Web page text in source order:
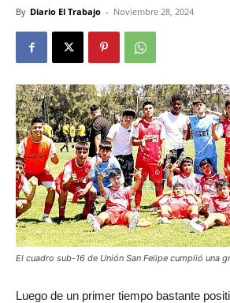
By Diario El Trabajo - Noviembre 28, 2024
El cuadro sub-16 de Unión San Felipe cumplió una
Luego de un primer tiempo bastante